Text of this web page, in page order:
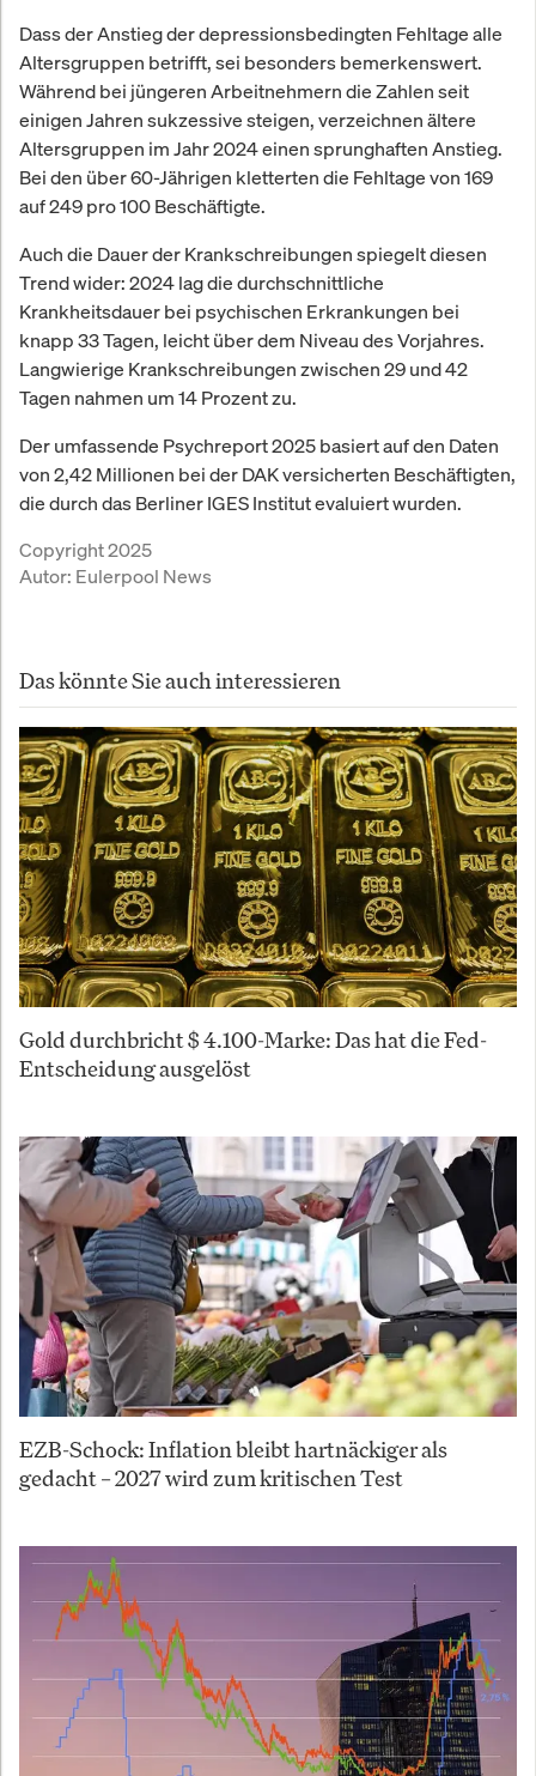
Dass der Anstieg der depressionsbedingten Fehltage alle
Altersgruppen betrifft, sei besonders bemerkenswert.
Während bei jüngeren Arbeitnehmern die Zahlen seit
einigen Jahren sukzessive steigen, verzeichnen ältere
Altersgruppen im Jahr 2024 einen sprunghaften Anstieg.
Bei den über 60-Jährigen kletterten die Fehltage von 169
auf 249 pro 100 Beschäftigte.
Auch die Dauer der Krankschreibungen spiegelt diesen
Trend wider: 2024 lag die durchschnittliche
Krankheitsdauer bei psychischen Erkrankungen bei
knapp 33 Tagen, leicht über dem Niveau des Vorjahres.
Langwierige Krankschreibungen zwischen 29 und 42
Tagen nahmen um 14 Prozent zu.
Der umfassende Psychreport 2025 basiert auf den Daten
von 2,42 Millionen bei der DAK versicherten Beschäftigten,
die durch das Berliner IGES Institut evaluiert wurden.
Copyright 2025
Autor: Eulerpool News
Das könnte Sie auch interessieren
Gold durchbricht $ 4.100-Marke: Das hat die Fed-
Entscheidung ausgelöst
EZB-Schock: Inflation bleibt hartnäckiger als
gedacht – 2027 wird zum kritischen Test